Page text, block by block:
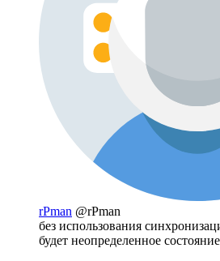
rPman @rPman
без использования
будет неопределенное